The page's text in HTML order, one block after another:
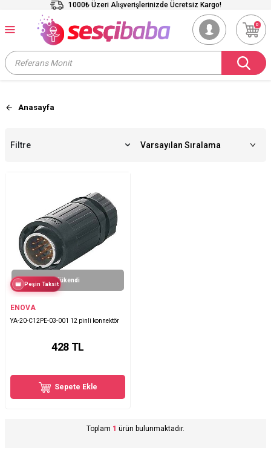
1000₺ Üzeri Alışverişlerinizde Ücretsiz Kargo!
0
Anasayfa
Filtre
Tükendi
Peşin Taksit
ENOVA
YA-20-C12PE-03-001 12 pinli konnektör
428 TL
Sepete Ekle
Toplam 1 ürün bulunmaktadır.